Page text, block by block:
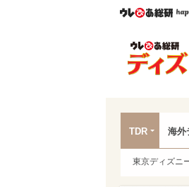
ウ
TDR 海外
東京ディズニ